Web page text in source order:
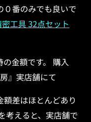
番のみでも良いで
密工具 32点セット
金額です。 購入
』実店舗にて
差はほとんどあり
考えると、実店舗で